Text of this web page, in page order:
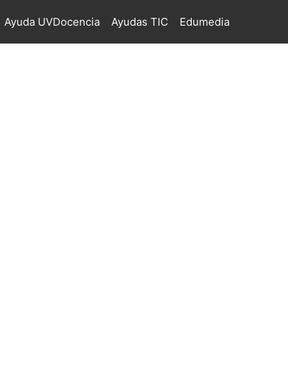
Ayuda UVDocencia Ayudas TIC Edumedia